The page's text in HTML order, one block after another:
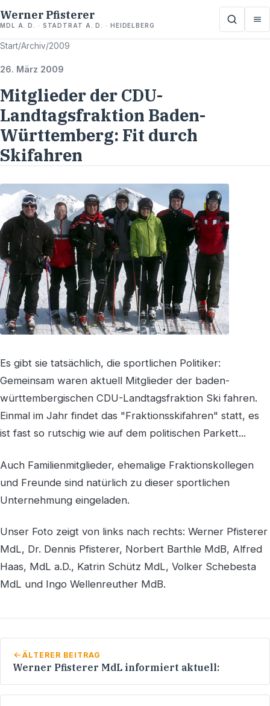
Werner Pfisterer
MDL A. D. · STADTRAT A. D. · HEIDELBERG
Start/Archiv/2009
26. März 2009
Mitglieder der CDU-
Landtagsfraktion Baden-
Württemberg: Fit durch
Skifahren
Es gibt sie tatsächlich, die sportlichen Politiker:
Gemeinsam waren aktuell Mitglieder der baden-
württembergischen CDU-Landtagsfraktion Ski fahren.
Einmal im Jahr findet das "Fraktionsskifahren" statt, es
ist fast so rutschig wie auf dem politischen Parkett...
Auch Familienmitglieder, ehemalige Fraktionskollegen
und Freunde sind natürlich zu dieser sportlichen
Unternehmung eingeladen.
Unser Foto zeigt von links nach rechts: Werner Pfisterer
MdL, Dr. Dennis Pfisterer, Norbert Barthle MdB, Alfred
Haas, MdL a.D., Katrin Schütz MdL, Volker Schebesta
MdL und Ingo Wellenreuther MdB.
ÄLTERER BEITRAG
Werner Pfisterer MdL informiert aktuell: